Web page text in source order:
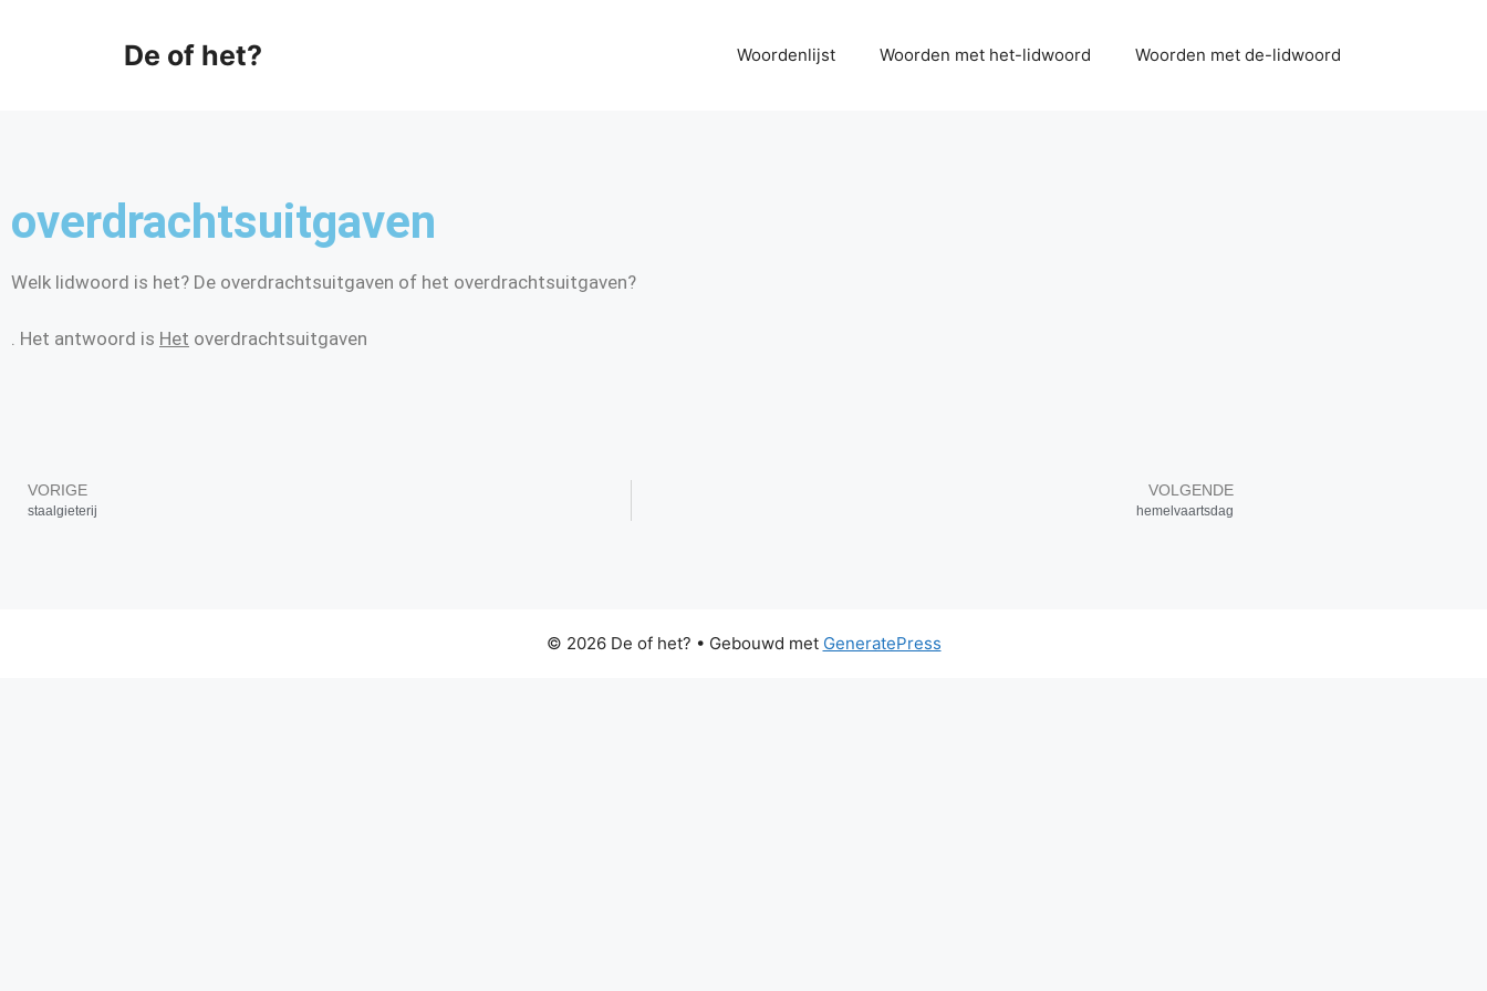
De of het? Woordenlijst Woorden met het-lidwoord Woorden met de-lidwoord
overdrachtsuitgaven
Welk lidwoord is het? De overdrachtsuitgaven of het overdrachtsuitgaven?
. Het antwoord is Het overdrachtsuitgaven
VORIGE
staalgieterij
VOLGENDE
hemelvaartsdag
© 2026 De of het? • Gebouwd met GeneratePress